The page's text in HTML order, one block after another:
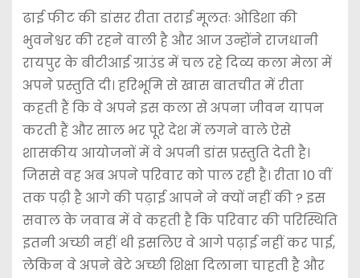
ढाई फीट की डांसर रीता तराई मूलतः ओडिशा की
भुवनेश्वर की रहने वाली है और आज उन्होंने राजधानी
रायपुर के बीटीआई ग्राउंड में चल रहे दिव्य कला मेला में
अपने प्रस्तुति दी। हरिभूमि से खास बातचीत में रीता
कहती हैं कि वे अपने इस कला से अपना जीवन यापन
करती हैं और साल भर पूरे देश में लगने वाले ऐसे
शासकीय आयोजनों में वे अपनी डांस प्रस्तुति देती है।
जिससे वह अब अपने परिवार को पाल रही हैं। रीता 10 वीं
तक पढ़ी है आगे की पढ़ाई आपने ने क्यों नहीं की ? इस
सवाल के जवाब में वे कहती है कि परिवार की परिस्थिति
इतनी अच्छी नहीं थी इसलिए वे आगे पढ़ाई नहीं कर पाई,
लेकिन वे अपने बेटे अच्छी शिक्षा दिलाना चाहती है और